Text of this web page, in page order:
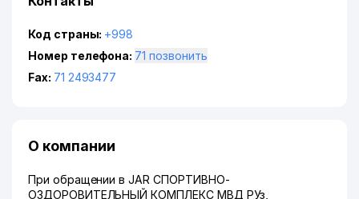
Код страны: +998
Номер телефона:
71 позвонить
Fax: 71 2493477
О компании
При обращении в JAR СПОРТИВНО-
ОЗДОРОВИТЕЛЬНЫЙ КОМПЛЕКС МВД РУз,